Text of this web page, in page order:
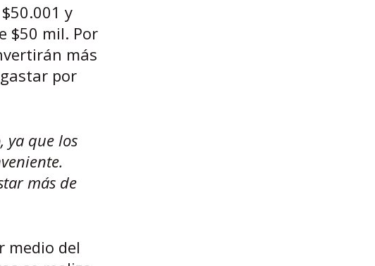
y
$50 mil. Por
más
por
ya que los
más de
medio del